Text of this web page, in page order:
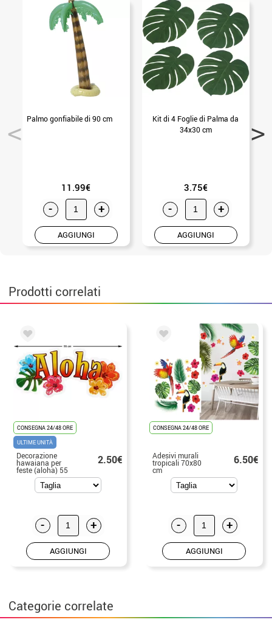
Palmo gonfiabile di 90 cm
11.99€
- +
AGGIUNGI
Kit di 4 Foglie di Palma da
34x30 cm
3.75€
- +
AGGIUNGI
Prodotti correlati
CONSEGNA 24/48 ORE
ULTIME UNITÀ
Decorazione
hawaiana per
feste (aloha) 55
2.50€
- +
AGGIUNGI
CONSEGNA 24/48 ORE
Adesivi murali
tropicali 70x80
cm
6.50€
- +
AGGIUNGI
Categorie correlate